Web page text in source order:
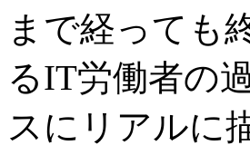
まで経っても
るIT労働者の
スにリアルに